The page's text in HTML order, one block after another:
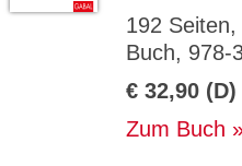
192
Buch, 978-
€ 32,90 (D)
Zum Buch